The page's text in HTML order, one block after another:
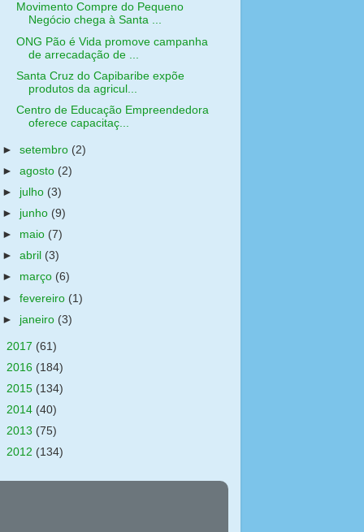
Movimento Compre do Pequeno
Negócio chega à Santa ...
ONG Pão é Vida promove campanha
de arrecadação de ...
Santa Cruz do Capibaribe expõe
produtos da agricul...
Centro de Educação Empreendedora
oferece capacitaç...
►setembro (2)
►agosto (2)
► julho (3)
► junho (9)
► maio (7)
►abril (3)
► março (6)
►fevereiro (1)
► janeiro (3)
2017 (61)
2016 (184)
2015 (134)
2014 (40)
2013 (75)
2012 (134)